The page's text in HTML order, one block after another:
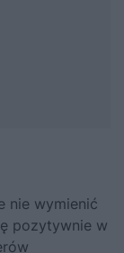
nie wymienić
pozytywnie w